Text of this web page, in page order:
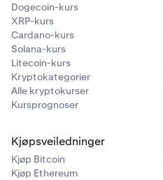
Dogecoin-kurs
XRP-kurs
Cardano-kurs
Solana-kurs
Litecoin-kurs
Kryptokategorier
Alle kryptokurser
Kursprognoser
Kjøpsveiledninger
Kjøp Bitcoin
Kjøp Ethereum